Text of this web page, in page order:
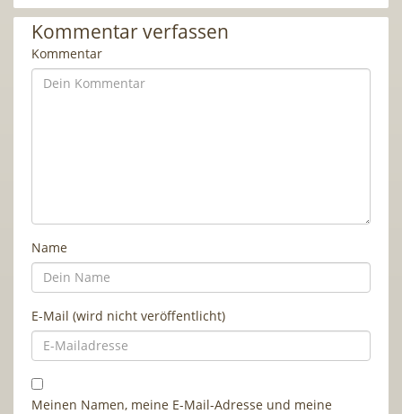
Kommentar verfassen
Kommentar
Name
E-Mail (wird nicht veröffentlicht)
Meinen Namen, meine E-Mail-Adresse und meine